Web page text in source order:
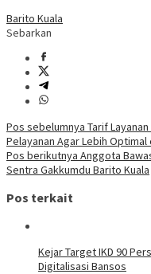
Barito Kuala
Sebarkan
Navigasi
pos
Pos sebelumnya Tarif
Pelayanan Agar Lebih Optimal
Pos berikutnya Anggota
Sentra Gakkumdu Barito Kuala
Pos terkait
Kejar Target IKD 90
Digitalisasi Bansos